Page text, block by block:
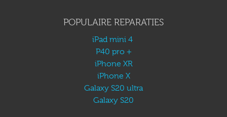
POPULAIRE REPARATIES
iPad mini 4
P40 pro +
iPhone XR
iPhone X
Galaxy S20 ultra
Galaxy S20